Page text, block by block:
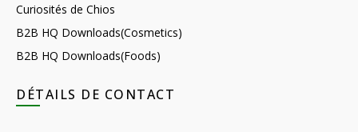
Curiosités de Chios
B2B HQ Downloads(Cosmetics)
B2B HQ Downloads(Foods)
DÉTAILS DE CONTACT